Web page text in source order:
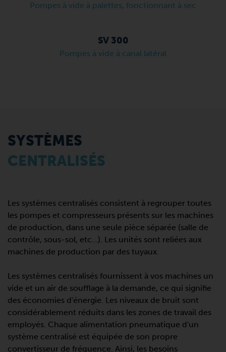
Pompes à vide à palettes, fonctionnant à sec
SV 300
Pompes à vide à canal latéral
SYSTÈMES
CENTRALISÉS
Les systèmes centralisés consistent à regrouper toutes
les pompes et compresseurs présents sur les machines
de production, dans une seule pièce séparée (salle de
contrôle, sous-sol, etc…). Les unités sont reliées aux
machines de production par des tuyaux.
Les systèmes centralisés fournissent à vos machines un
vide et un air de soufflage à la demande, ce qui signifie
des économies d'énergie. Les niveaux de bruit sont
considérablement réduits dans les zones de travail des
employés. Chaque alimentation pneumatique d'un
système centralisé est équipée de son propre
convertisseur de fréquence. Ainsi, les besoins